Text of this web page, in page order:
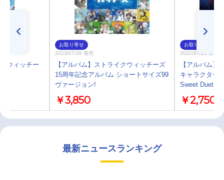
ウィッチー
お取り寄せ
2023/07/26 発売
【アルバム】ストライクウィッチーズ
15周年記念アルバム ショートサイズ99
ヴァージョン!
￥3,850
お取り寄せ
2022/07/20 発売
【アルバム】
キャラクター
Sweet Duet～
￥2,750
最新ニュースランキング